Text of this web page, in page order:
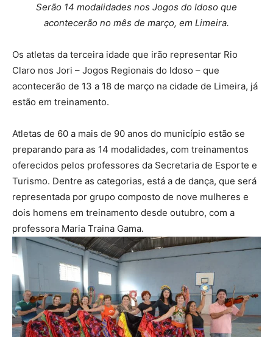
Serão 14 modalidades nos Jogos do Idoso que
acontecerão no mês de março, em Limeira.
Os atletas da terceira idade que irão representar Rio
Claro nos Jori – Jogos Regionais do Idoso – que
acontecerão de 13 a 18 de março na cidade de Limeira, já
estão em treinamento.
Atletas de 60 a mais de 90 anos do município estão se
preparando para as 14 modalidades, com treinamentos
oferecidos pelos professores da Secretaria de Esporte e
Turismo. Dentre as categorias, está a de dança, que será
representada por grupo composto de nove mulheres e
dois homens em treinamento desde outubro, com a
professora Maria Traina Gama.